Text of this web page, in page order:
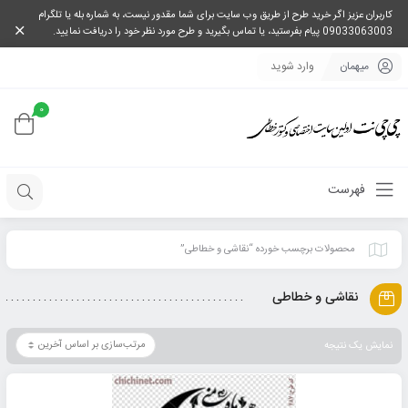
کاربران عزیز اگر خرید طرح از طریق وب سایت برای شما مقدور نیست، به شماره بله یا تلگرام
09033063003 پیام بفرستید، یا تماس بگیرید و طرح مورد نظر خود را دریافت نمایید.
میهمان وارد شوید
0
فهرست
محصولات برچسب خورده “نقاشی و خطاطی”
نقاشی و خطاطی
نمایش یک نتیجه